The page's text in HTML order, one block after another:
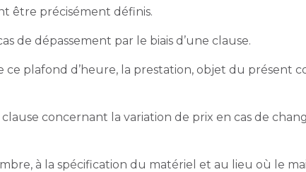
être précisément définis.
de dépassement par le biais d’une clause.
plafond d’heure, la prestation, objet du présent
concernant la variation de prix en cas de
à la spécification du matériel et au lieu où le